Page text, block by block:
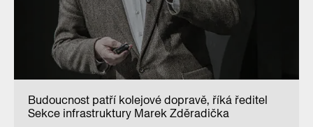
Budoucnost patří kolejové dopravě, říká ředitel
Sekce infrastruktury Marek Zděradička